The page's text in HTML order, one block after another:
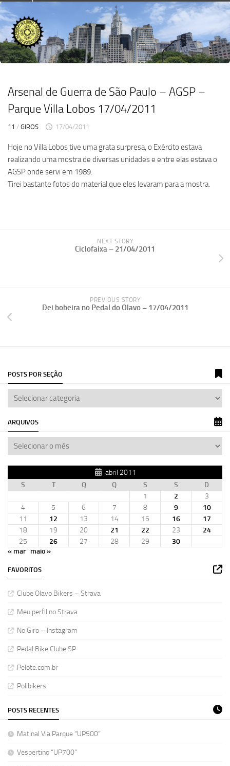
Skip
to
content
Arsenal de Guerra de São Paulo – AGSP –
Parque Villa Lobos 17/04/2011
11 / GIROS 17/04/2011
Hoje no Villa Lobos tive uma grata surpresa, o Exército estava
realizando uma mostra de diversas unidades e entre elas estava o
AGSP onde servi em 1989.
Tirei bastante fotos do material que eles levaram para a mostra.
NEXT STORY
Ciclofaixa – 21/04/2011
PREVIOUS STORY
Dei bobeira no Pedal do Olavo – 17/04/2011
POSTS POR SEÇÃO
ARQUIVOS
abril 2011
S
T Q Q S S
D
1
2
3
4
5 6 7 8 9
10
11
12 13 14 15 16
17
18
19 20 21 22 23
24
25
26 27 28 29
30
« mar maio »
FAVORITOS
Clube Olavo Bikers – Strava
Meu perfil no Strava
No Giro – Instagram
Pedal Bike Clube SP
Pelote.com.br
Polibikers
POSTS RECENTES
Matinal Via Parque “UP500”
Vespertino “UP700”